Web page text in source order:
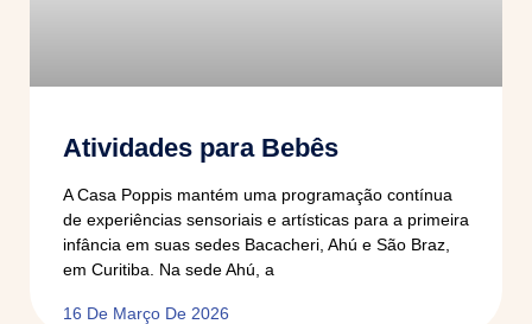
Atividades para Bebês
A Casa Poppis mantém uma programação contínua
de experiências sensoriais e artísticas para a primeira
infância em suas sedes Bacacheri, Ahú e São Braz,
em Curitiba. Na sede Ahú, a
16 De Março De 2026